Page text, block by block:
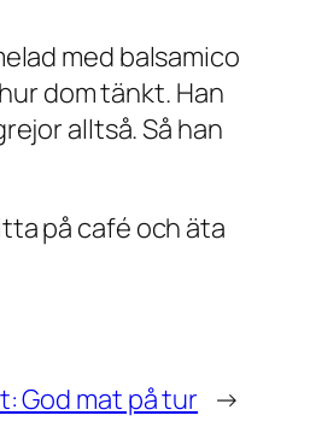
med balsamico
dom tänkt. Han
alltså. Så han
på café och äta
God mat på tur →